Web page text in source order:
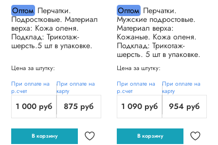
ОптомПерчатки.
Подростковые. Материал
верха: Кожа оленя.
Подклад: Трикотаж-
шерсть.5 шт в упаковке.
Цена за штутку:
При оплате на
р.счет
1 000 руб
При оплате на
карту
875 руб
В корзину
ОптомПерчатки.
Мужские подростовые.
Материал верха:
Кожаные. Кожа оленя.
Подклад: Трикотаж-
шерсть. 5 шт в упаковке.
Цена за штутку:
При оплате на
р.счет
1 090 руб
При оплате на
карту
954 руб
В корзину